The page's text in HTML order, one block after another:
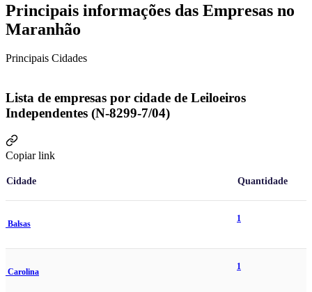
Principais informações das Empresas no
Maranhão
Principais Cidades
Lista de empresas por cidade de Leiloeiros
Independentes (N-8299-7/04)
Copiar link
Cidade Quantidade
Balsas
1
Carolina
1